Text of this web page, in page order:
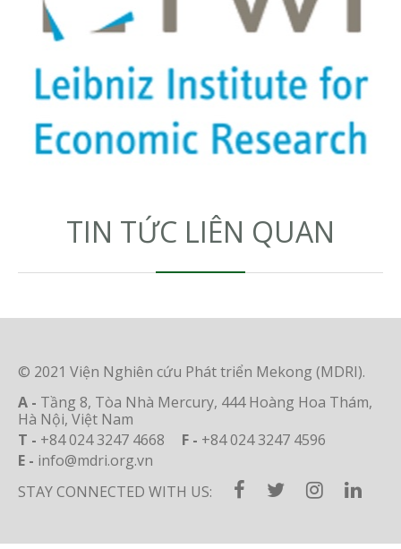
TIN TỨC LIÊN QUAN
© 2021 Viện Nghiên cứu Phát triển Mekong (MDRI).
A - Tầng 8, Tòa Nhà Mercury, 444 Hoàng Hoa Thám,
Hà Nội, Việt Nam
T - +84 024 3247 4668 F - +84 024 3247 4596
E - info@mdri.org.vn
STAY CONNECTED WITH US: